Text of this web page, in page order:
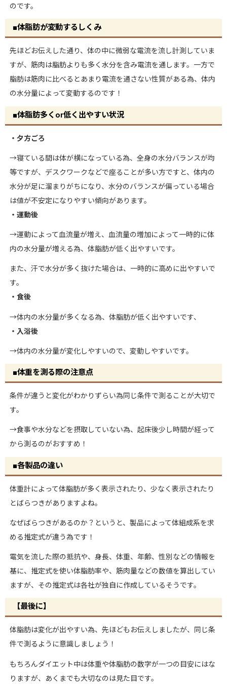
のです。
■体脂肪が変動するしくみ
先ほどお伝えした通り、体の中に微弱な電流を流し計測していま
すが、筋肉は脂肪よりも多く水分を含み電流を通します。一方で
脂肪は筋肉に比べるとあまり電流を通さない性質がある為、体内
の水分量によって変動するのです！
■体脂肪多くor低く出やすい状況
・夕方ごろ
→寝ている間は体が横になっている為、全身の水分バランスが均
等ですが、デスクワークなどで座ることが多い方ですと、体内の
水分が足に溜まりがちになり、水分のバランスが偏っている場合
は値が不安定になりやすい傾向があります。
・運動後
→運動によって血流量が増え、血流量の増加によって一時的に体
内の水分量が増える為、体脂肪が低く出やすいです。
また、汗で水分が多く抜けた場合は、一時的に高めに出やすいで
す。
・食後
→体内の水分量が多くなる為、体脂肪が低く出やすいです、
・入浴後
→体内の水分量が変化しやすいので、変動しやすいです。
■体重を測る際の注意点
条件が違うと変化がわかりずらい為同じ条件で測ることが大切で
す。
→食事や水分などを摂取していない為、起床後少し時間が経って
から測るのがおすすめ！
■各製品の違い
体重計によって体脂肪が多く表示されたり、少なく表示されたり
とばらつきがありますよね。
なぜばらつきがあるのか？というと、製品によって体組成系を求
める推定式が違う為です！
電気を流した際の抵抗や、身長、体重、年齢、性別などの情報を
基に、推定式を使い体脂肪率や、筋肉量などの数値を算出してい
ますが、その推定式は各社が独自に作成しているそうです。
【最後に】
体脂肪は変化が出やすい為、先ほどもお伝えしましたが、同じ条
件で測るように意識しましょう！
もちろんダイエット中は体重や体脂肪の数字が一つの目安にはな
りますが、あくまでも大切なのは見た目です。